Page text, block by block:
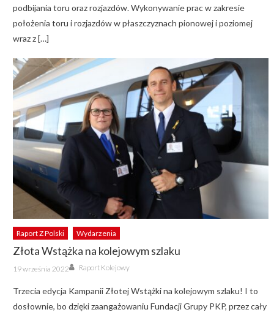
podbijania toru oraz rozjazdów. Wykonywanie prac w zakresie
położenia toru i rozjazdów w płaszczyznach pionowej i poziomej
wraz z […]
Raport Z Polski Wydarzenia
Złota Wstążka na kolejowym szlaku
Posted
on
19 września 2022 Author
Raport Kolejowy
Trzecia edycja Kampanii Złotej Wstążki na kolejowym szlaku! I to
dosłownie, bo dzięki zaangażowaniu Fundacji Grupy PKP, przez cały